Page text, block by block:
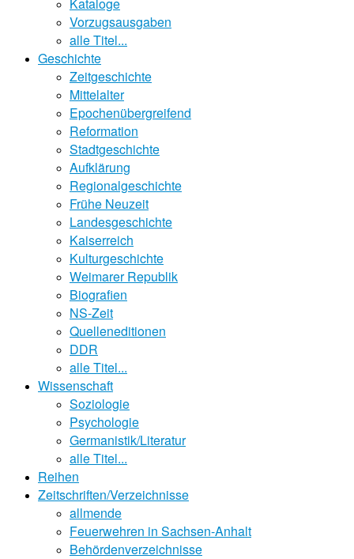
Vorzugsausgaben
alle Titel...
Geschichte
Zeitgeschichte
Mittelalter
Epochenübergreifend
Reformation
Stadtgeschichte
Aufklärung
Regionalgeschichte
Frühe Neuzeit
Landesgeschichte
Kaiserreich
Kulturgeschichte
Weimarer Republik
Biografien
NS-Zeit
Quelleneditionen
DDR
alle Titel...
Wissenschaft
Soziologie
Psychologie
Germanistik/Literatur
alle Titel...
Reihen
Zeitschriften/Verzeichnisse
allmende
Feuerwehren in Sachsen-Anhalt
Behördenverzeichnisse